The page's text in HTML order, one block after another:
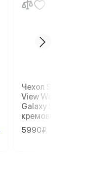
Чехол Samsung
View Wallet Case
Galaxy S23 Ultra,
кремовый
5990₽